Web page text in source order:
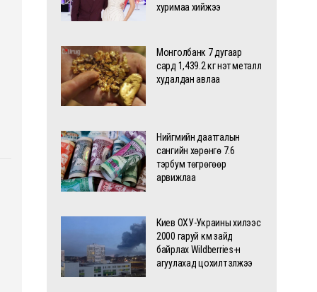
хуримаа хийжээ
Монголбанк 7 дугаар
сард 1,439.2 кг үнэт металл
худалдан авлаа
Нийгмийн даатгалын
сангийн хөрөнгө 7.6
тэрбум төгрөгөөр
арвижлаа
Киев ОХУ-Украины хилээс
2000 гаруй км зайд
байрлах Wildberries-н
агуулахад цохилт үзүүлжээ